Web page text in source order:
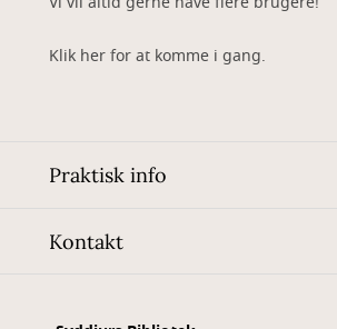
Klik her for at komme i gang.
Praktisk info
Kontakt